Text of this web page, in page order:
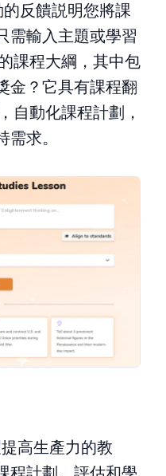
反饋説明您將課
需輸入主題或學習
課程大綱，其中包
金？它具有課程翻
自動化課程計劃，
求。
高生產力的教